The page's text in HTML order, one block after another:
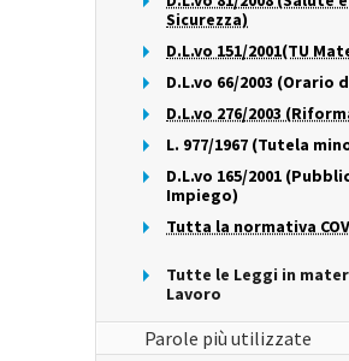
Sicurezza)
D.L.vo 151/2001(TU
D.L.vo 66/2003 (Orario
D.L.vo 276/2003
L. 977/1967 (Tutela
D.L.vo 165/2001
Impiego)
Tutta la normativa
Tutte le Leggi in
Lavoro
Parole più utilizzate